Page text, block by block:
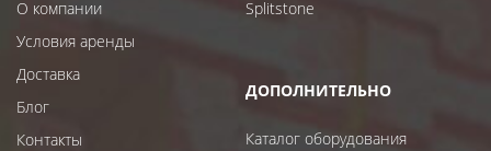
О компании
Условия аренды
Доставка
Блог
Контакты
Splitstone
ДОПОЛНИТЕЛЬНО
Каталог оборудования